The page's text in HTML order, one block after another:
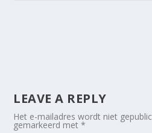
LEAVE A REPLY
Het e-mailadres wordt niet
gemarkeerd met*